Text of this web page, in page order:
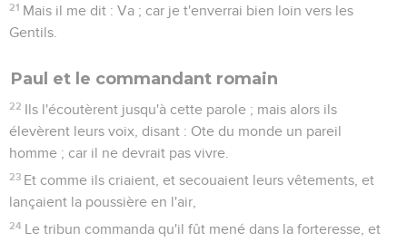
21 Mais il me dit : Va ; car je t'enverrai bien loin vers les
Gentils.
Paul et le commandant romain
22 Ils l'écoutèrent jusqu'à cette parole ; mais alors ils
élevèrent leurs voix, disant : Ote du monde un pareil
homme ; car il ne devrait pas vivre.
23 Et comme ils criaient, et secouaient leurs vêtements, et
lançaient la poussière en l'air,
24 Le tribun commanda qu'il fût mené dans la forteresse, et